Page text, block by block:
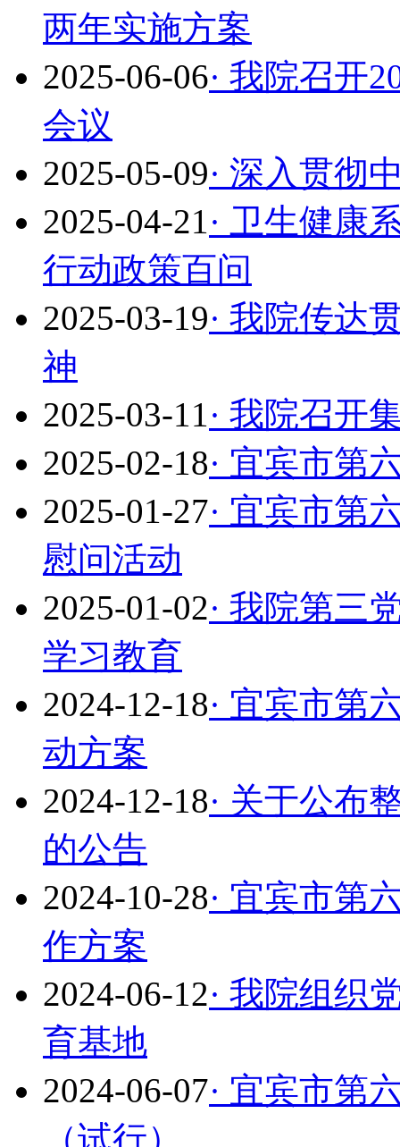
两年实施方案
2025-06-06· 我院召开
会议
2025-05-09· 深入贯彻
2025-04-21· 卫生健康
行动政策百问
2025-03-19· 我院传达
神
2025-03-11· 我院召开
2025-02-18· 宜宾市第
2025-01-27· 宜宾市第
慰问活动
2025-01-02· 我院第三
学习教育
2024-12-18· 宜宾市第
动方案
2024-12-18· 关于公布
的公告
2024-10-28· 宜宾市第
作方案
2024-06-12· 我院组织
育基地
2024-06-07· 宜宾市第
（试行）